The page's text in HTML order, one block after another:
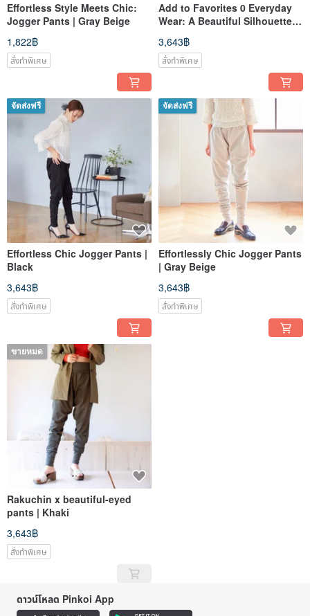
Effortless Style Meets Chic:
Jogger Pants | Gray Beige
1,822฿
สั่งทำพิเศษ
Add to Favorites 0 Everyday
Wear: A Beautiful Silhouette
Pencil Skirt for Effortless Style
| Gray Beige
3,643฿
สั่งทำพิเศษ
จัดส่งฟรี
Effortless Chic Jogger Pants |
Black
3,643฿
สั่งทำพิเศษ
จัดส่งฟรี
Effortlessly Chic Jogger Pants
| Gray Beige
3,643฿
สั่งทำพิเศษ
ขายหมด
Rakuchin x beautiful-eyed
pants | Khaki
3,643฿
สั่งทำพิเศษ
ดาวน์โหลด Pinkoi App